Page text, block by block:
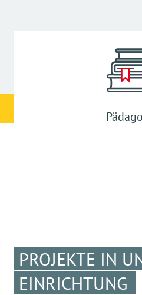
PROJEKTE IN
EINRICHTUNG